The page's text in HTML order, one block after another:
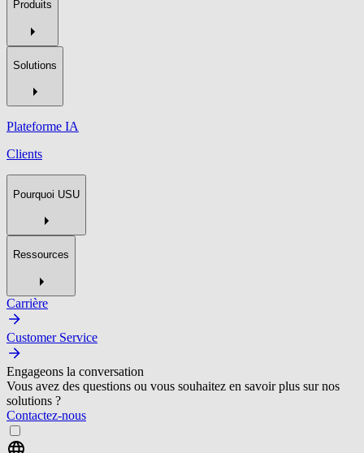
Produits
Solutions
Plateforme IA
Clients
Pourquoi USU
Ressources
Carrière
Customer Service
Engageons la conversation
Vous avez des questions ou vous souhaitez en savoir plus sur nos
solutions ?
Contactez-nous